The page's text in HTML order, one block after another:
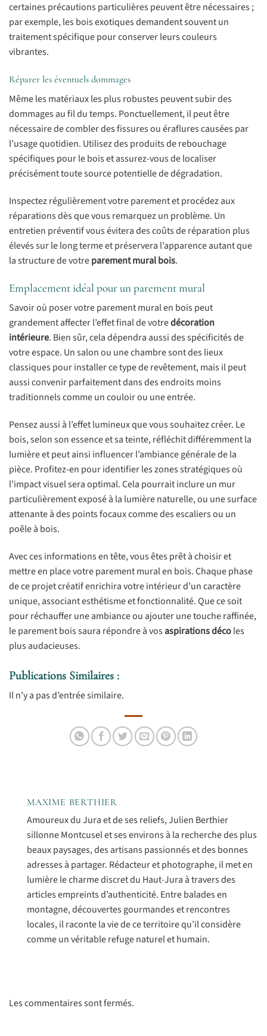
certaines précautions particulières peuvent être nécessaires ;
par exemple, les bois exotiques demandent souvent un
traitement spécifique pour conserver leurs couleurs
vibrantes.
Réparer les éventuels dommages
Même les matériaux les plus robustes peuvent subir des
dommages au fil du temps. Ponctuellement, il peut être
nécessaire de combler des fissures ou éraflures causées par
l’usage quotidien. Utilisez des produits de rebouchage
spécifiques pour le bois et assurez-vous de localiser
précisément toute source potentielle de dégradation.
Inspectez régulièrement votre parement et procédez aux
réparations dès que vous remarquez un problème. Un
entretien préventif vous évitera des coûts de réparation plus
élevés sur le long terme et préservera l’apparence autant que
la structure de votreparement mural bois.
Emplacement idéal pour un parement mural
Savoir où poser votre parement mural en bois peut
grandement affecter l’effet final de votredécoration
intérieure. Bien sûr, cela dépendra aussi des spécificités de
votre espace. Un salon ou une chambre sont des lieux
classiques pour installer ce type de revêtement, mais il peut
aussi convenir parfaitement dans des endroits moins
traditionnels comme un couloir ou une entrée.
Pensez aussi à l’effet lumineux que vous souhaitez créer. Le
bois, selon son essence et sa teinte, réfléchit différemment la
lumière et peut ainsi influencer l’ambiance générale de la
pièce. Profitez-en pour identifier les zones stratégiques où
l’impact visuel sera optimal. Cela pourrait inclure un mur
particulièrement exposé à la lumière naturelle, ou une surface
attenante à des points focaux comme des escaliers ou un
poêle à bois.
Avec ces informations en tête, vous êtes prêt à choisir et
mettre en place votre parement mural en bois. Chaque phase
de ce projet créatif enrichira votre intérieur d’un caractère
unique, associant esthétisme et fonctionnalité. Que ce soit
pour réchauffer une ambiance ou ajouter une touche raffinée,
le parement bois saura répondre à vosaspirations décoles
plus audacieuses.
Publications Similaires :
Il n’y a pas d’entrée similaire.
MAXIME BERTHIER
Amoureux du Jura et de ses reliefs, Julien Berthier
sillonne Montcusel et ses environs à la recherche des plus
beaux paysages, des artisans passionnés et des bonnes
adresses à partager. Rédacteur et photographe, il met en
lumière le charme discret du Haut-Jura à travers des
articles empreints d’authenticité. Entre balades en
montagne, découvertes gourmandes et rencontres
locales, il raconte la vie de ce territoire qu’il considère
comme un véritable refuge naturel et humain.
Les commentaires sont fermés.